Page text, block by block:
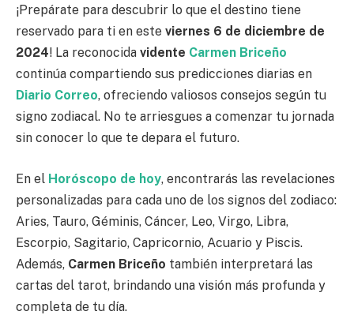
¡Prepárate para descubrir lo que el destino tiene
reservado para ti en este viernes 6 de diciembre de
2024! La reconocida vidente Carmen Briceño
continúa compartiendo sus predicciones diarias en
Diario Correo, ofreciendo valiosos consejos según tu
signo zodiacal. No te arriesgues a comenzar tu jornada
sin conocer lo que te depara el futuro.
En el Horóscopo de hoy, encontrarás las revelaciones
personalizadas para cada uno de los signos del zodiaco:
Aries, Tauro, Géminis, Cáncer, Leo, Virgo, Libra,
Escorpio, Sagitario, Capricornio, Acuario y Piscis.
Además, Carmen Briceño también interpretará las
cartas del tarot, brindando una visión más profunda y
completa de tu día.